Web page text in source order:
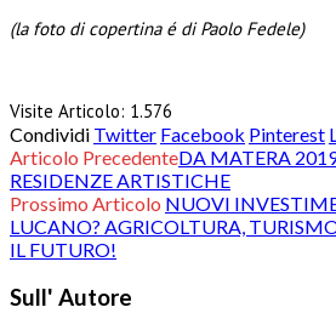
(la foto di copertina é di Paolo Fedele)
Visite Articolo: 1.576
Condividi Twitter Facebook Pinterest
Articolo PrecedenteDA MATERA
RESIDENZE ARTISTICHE
Prossimo Articolo NUOVI
LUCANO? AGRICOLTURA,
IL FUTURO!
Sull' Autore